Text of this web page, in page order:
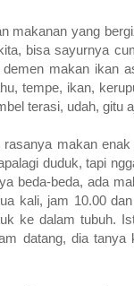
makanan yang
bisa sayurnya
makan ikan
tempe, ikan,
terasi, udah, gitu
makan
duduk, tapi
beda-beda, ada
kali, jam 10.00
ke dalam tubuh.
datang, dia tanya